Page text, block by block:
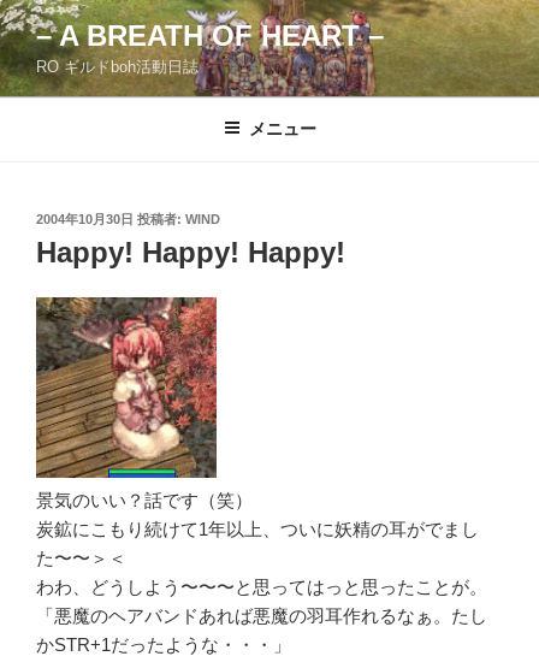
コ
ン
テ
ン
– A BREATH OF HEART –
RO ギルドboh活動日誌
メニュー
投
稿
日:
2004年10月30日 投稿者: WIND
Happy! Happy! Happy!
景気のいい？話です（笑）
炭鉱にこもり続けて1年以上、ついに妖精の耳がでまし
た〜〜＞＜
わわ、どうしよう〜〜〜と思ってはっと思ったことが。
「悪魔のヘアバンドあれば悪魔の羽耳作れるなぁ。たし
かSTR+1だったような・・・」